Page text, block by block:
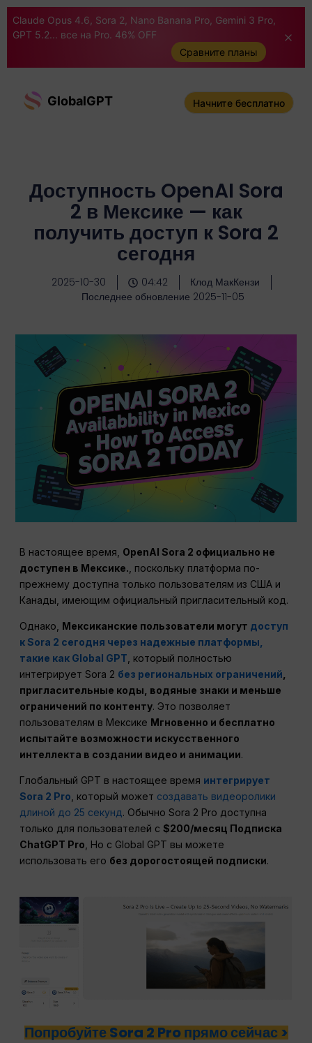
Claude Opus 4.6, Sora 2, Nano Banana Pro, Gemini 3 Pro,
GPT 5.2... все на Pro. 46% OFF
Сравните планы
GlobalGPT Начните бесплатно
Доступность OpenAI Sora
2 в Мексике — как
получить доступ к Sora 2
сегодня
2025-10-30 04:42
Клод МакКензи
Последнее обновление 2025-11-05
В настоящее время, OpenAI Sora 2 официально не
доступен в Мексике. , поскольку платформа по-
прежнему доступна только пользователям из США и
Канады, имеющим официальный пригласительный код.
Однако, Мексиканские пользователи могут доступ
к Sora 2 сегодня через надежные платформы,
такие как Global GPT , который полностью
интегрирует Sora 2 без региональных ограничений
пригласительные коды, водяные знаки и меньше
ограничений по контенту. Это позволяет
пользователям в Мексике Мгновенно и бесплатно
испытайте возможности искусственного
интеллекта в создании видео и анимации.
Глобальный GPT в настоящее время интегрирует
Sora 2 Pro, который может создавать видеоролики
длиной до 25 секунд. Обычно Sora 2 Pro доступна
только для пользователей с$200/месяц Подписка
ChatGPT Pro, Но с Global GPT вы можете
использовать его без дорогостоящей подписки.
Попробуйте Sora 2 Pro прямо сейчас >